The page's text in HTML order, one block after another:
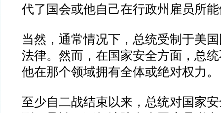
代了国会或他自己在行政州雇员所
当然，通常情况下，总统受制于美
法律。然而，在国家安全方面，总
他在那个领域拥有全体或绝对权力。
至少自二战结束以来，总统对国家